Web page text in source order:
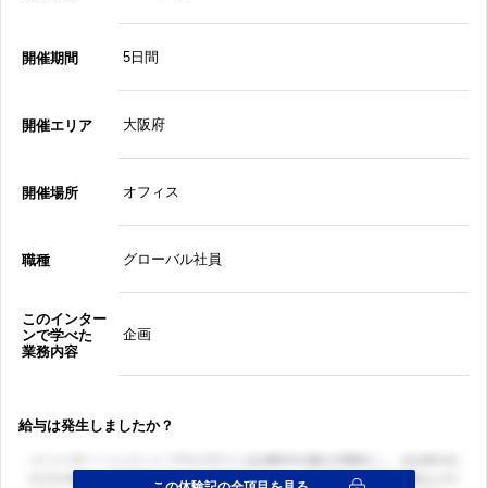
開催期間 5日間
開催エリア 大阪府
開催場所 オフィス
職種 グローバル社員
このインター
ンで学べた
業務内容
企画
給与は発生しましたか？